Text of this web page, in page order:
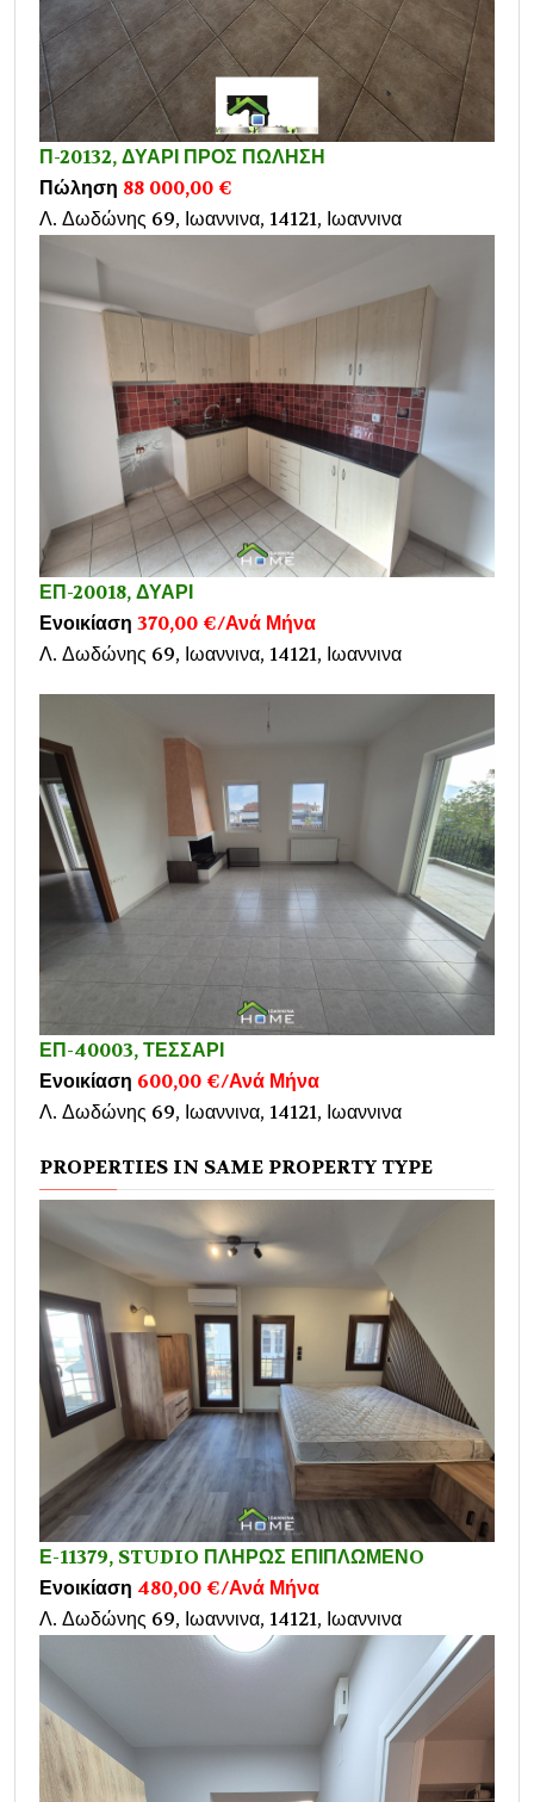
Π-20132, ΔΥΑΡΙ ΠΡΟΣ ΠΩΛΗΣΗ
Πώληση 88 000,00 €
Λ. Δωδώνης 69, Ιωαννινα, 14121, Ιωαννινα
ΕΠ-20018, ΔΥΑΡΙ
Ενοικίαση 370,00 €/Ανά Μήνα
Λ. Δωδώνης 69, Ιωαννινα, 14121, Ιωαννινα
ΕΠ-40003, ΤΕΣΣΑΡΙ
Ενοικίαση 600,00 €/Ανά Μήνα
Λ. Δωδώνης 69, Ιωαννινα, 14121, Ιωαννινα
PROPERTIES IN SAME PROPERTY TYPE
Ε-11379, STUDIO ΠΛΗΡΩΣ ΕΠΙΠΛΩΜΕΝO
Ενοικίαση 480,00 €/Ανά Μήνα
Λ. Δωδώνης 69, Ιωαννινα, 14121, Ιωαννινα